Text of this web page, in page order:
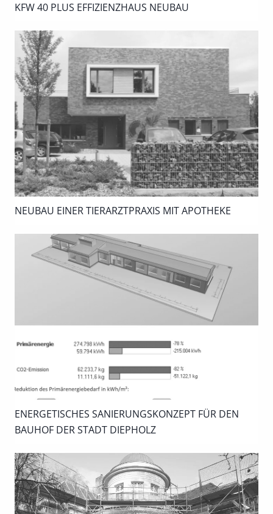
KFW 40 PLUS EFFIZIENZHAUS NEUBAU
NEUBAU EINER TIERARZTPRAXIS MIT APOTHEKE
ENERGETISCHES SANIERUNGSKONZEPT FÜR DEN
BAUHOF DER STADT DIEPHOLZ